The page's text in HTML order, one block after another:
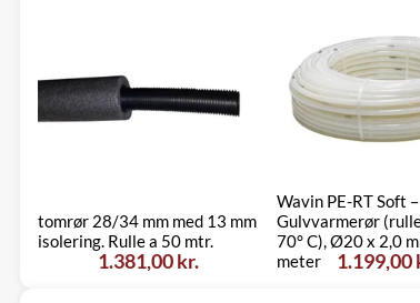
tomrør 28/34 mm med 13 mm
isolering. Rulle a 50 mtr.
1.381,00 kr.
Wavin PE-RT Soft –
Gulvvarmerør
70° C), Ø20 x 2,0
meter
1.199,00